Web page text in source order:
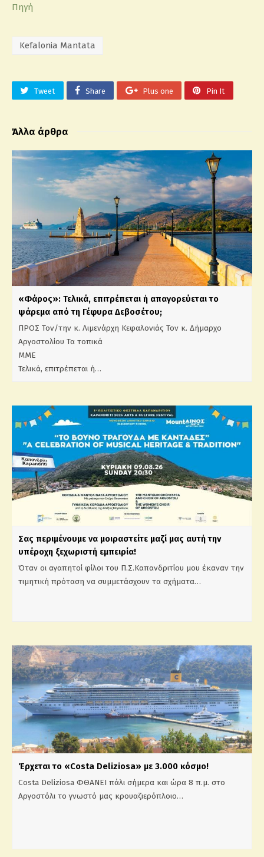
Πηγή
Kefalonia Mantata
Tweet Share Plus one Pin It
Άλλα άρθρα
«Φάρος»: Τελικά, επιτρέπεται ή απαγορεύεται το
ψάρεμα από τη Γέφυρα Δεβοσέτου;
ΠΡΟΣ Τον/την κ. Λιμενάρχη Κεφαλονιάς Τον κ. Δήμαρχο
Αργοστολίου Τα τοπικά
Τελικά, επιτρέπεται ή…
Σας περιμένουμε να μοιραστείτε μαζί μας αυτή την
υπέροχη ξεχωριστή εμπειρία!
Όταν οι αγαπητοί φίλοι του Π.Σ.Καπανδριτίου μου έκαναν την
τιμητική πρόταση να συμμετάσχουν τα σχήματα…
Έρχεται το «Costa Deliziosa» με 3.000 κόσμο!
Costa Deliziosa ΦΘΑΝΕΙ πάλι σήμερα και ώρα 8 π.μ. στο
Αργοστόλι το γνωστό μας κρουαζιερόπλοιο…